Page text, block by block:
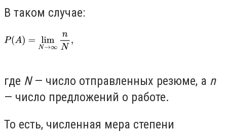
В таком случае:
где N— число отправленных резюме, а n
— число предложений о работе.
То есть, численная мера степени